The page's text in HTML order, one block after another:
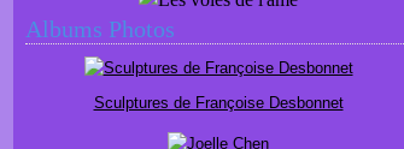
Albums Photos
Sculptures de Françoise Desbonnet